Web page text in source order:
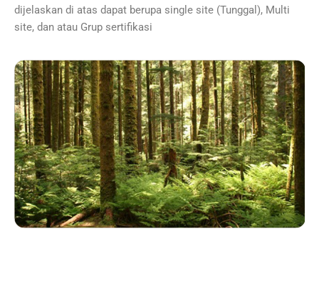
dijelaskan di atas dapat berupa single site (Tunggal), Multi
site, dan atau Grup sertifikasi